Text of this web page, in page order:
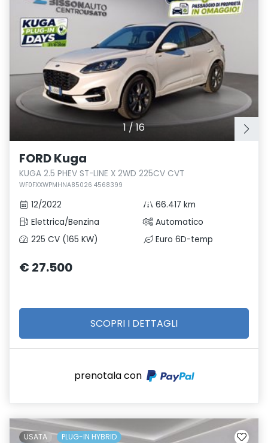
1/16
FORD Kuga
KUGA 2.5 PHEV ST-LINE X 2WD 225CV CVT
WF0FXXWPMHNA85026 4568399
12/2022
66.417 km
Elettrica/Benzina
Automatico
225 CV (165 KW)
Euro 6D-temp
€ 27.500
SCOPRI I DETTAGLI
prenotala con
USATA PLUG-IN HYBRID